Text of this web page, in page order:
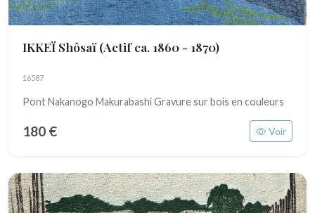
IKKEÏ Shôsaï(Actif ca. 1860 - 1870)
16587
Pont Nakanogo Makurabashi Gravure sur bois en couleurs
180 € Voir